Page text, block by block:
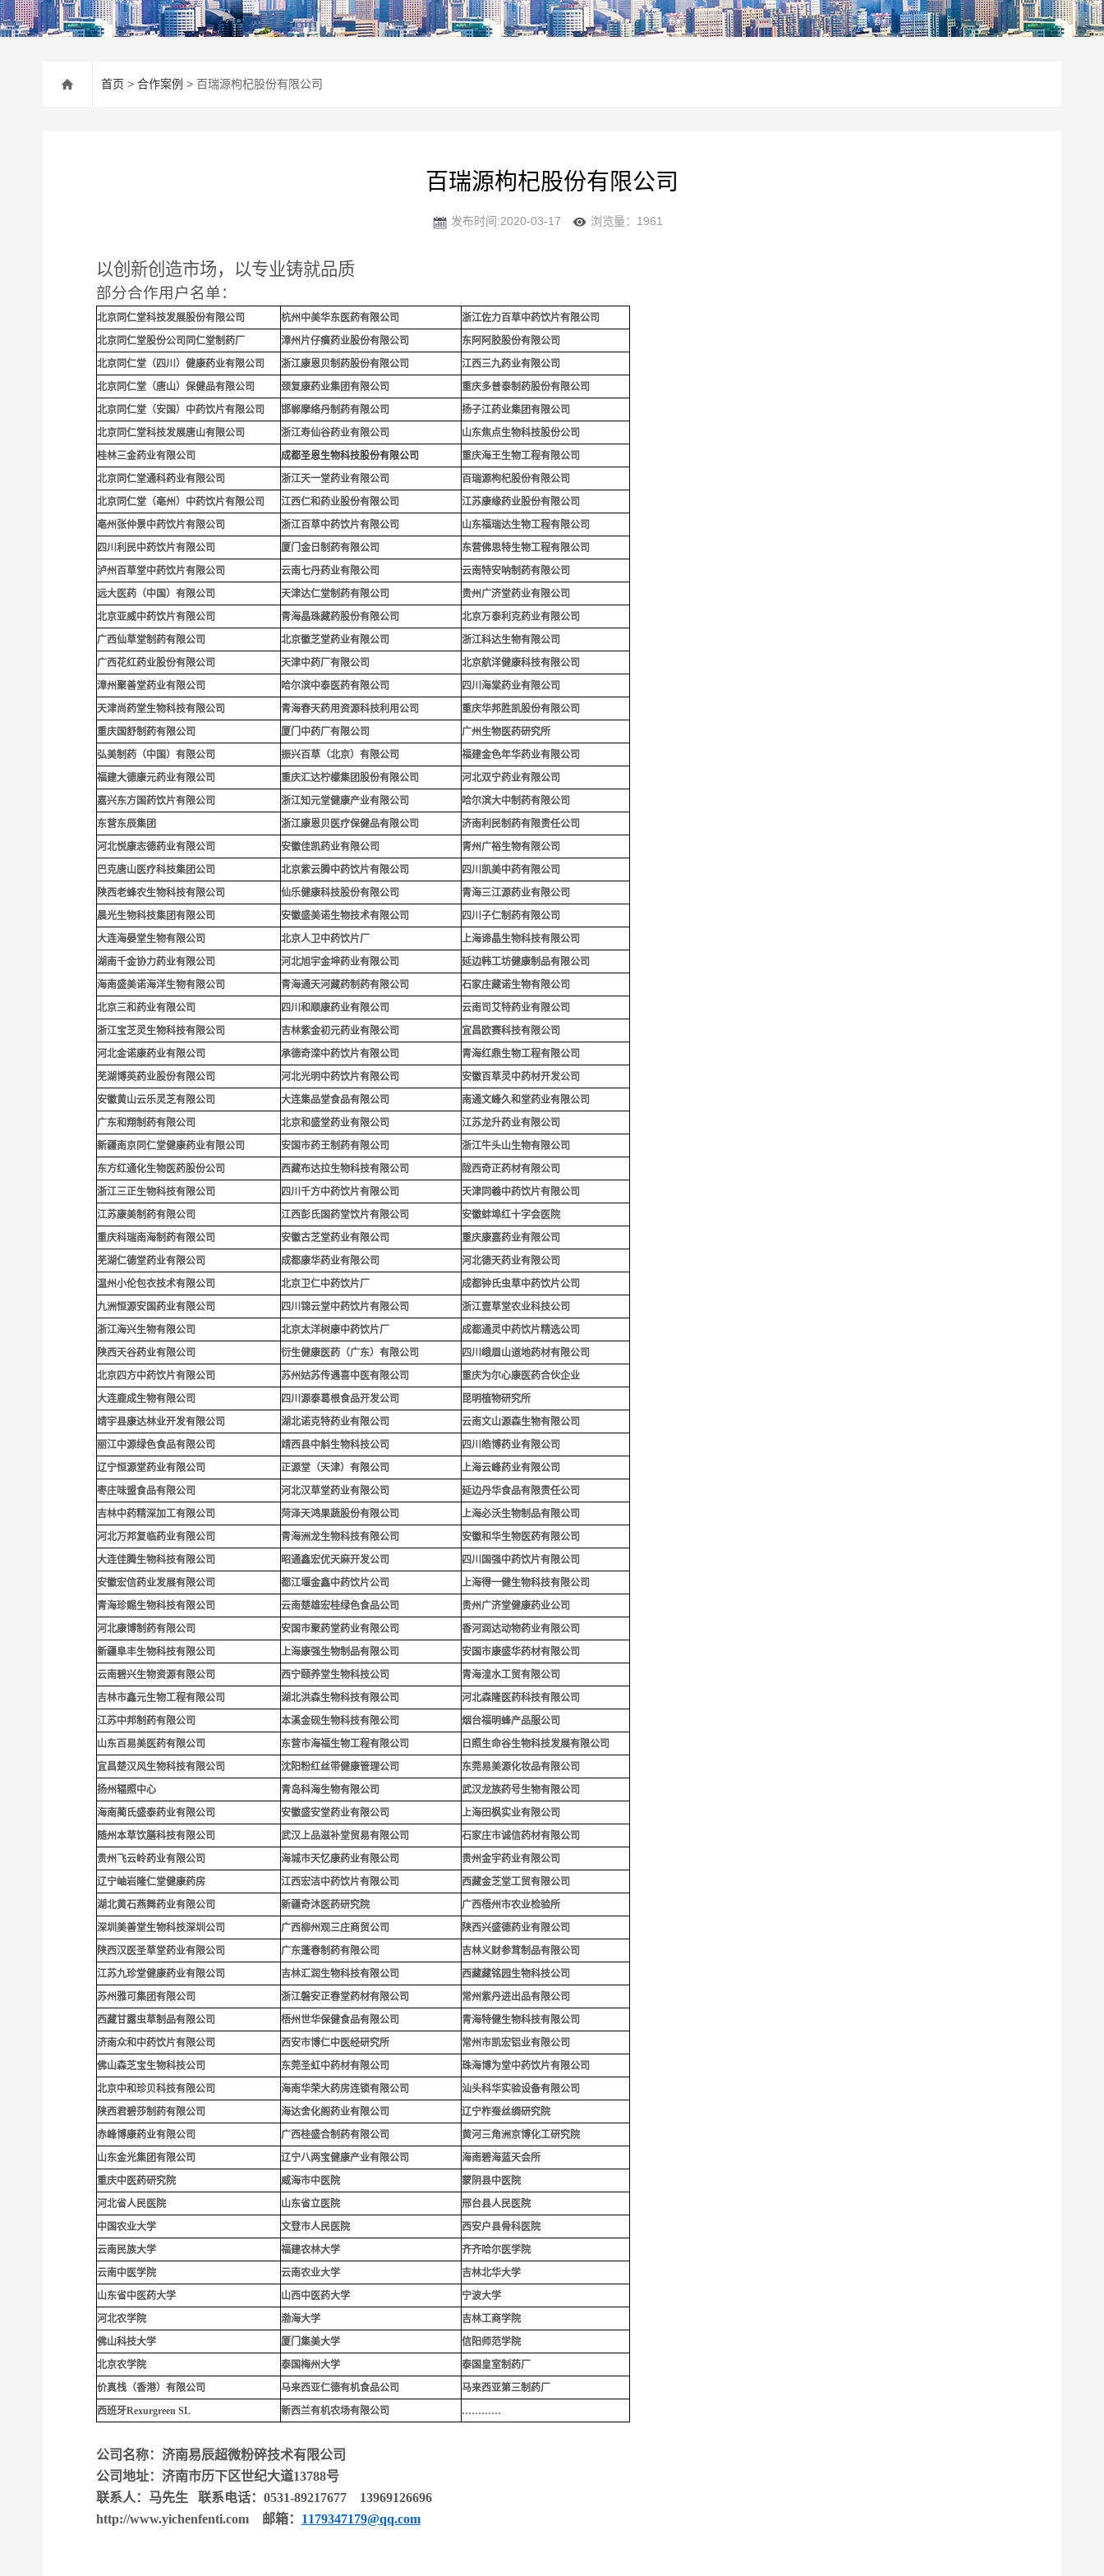
首页 > 合作案例 > 百瑞源枸杞股份有限公司
百瑞源枸杞股份有限公司
发布时间:2020-03-17 浏览量：1961
以创新创造市场，以专业铸就品质
部分合作用户名单：
北京同仁堂科技发展股份有限公司 杭州中美华东医药有限公司
浙江佐力百草中药饮片有限公司
北京同仁堂股份公司同仁堂制药厂
漳州片仔癀药业股份有限公司
东阿阿胶股份有限公司
北京同仁堂（四川）健康药业有限公司
浙江康恩贝制药股份有限公司
江西三九药业有限公司
北京同仁堂（唐山）保健品有限公司
颈复康药业集团有限公司
重庆多普泰制药股份有限公司
北京同仁堂（安国）中药饮片有限公司
邯郸摩络丹制药有限公司
扬子江药业集团有限公司
北京同仁堂科技发展唐山有限公司
浙江寿仙谷药业有限公司
山东焦点生物科技股份公司
桂林三金药业有限公司
成都圣恩生物科技股份有限公司
重庆海王生物工程有限公司
北京同仁堂通科药业有限公司
浙江天一堂药业有限公司
百瑞源枸杞股份有限公司
北京同仁堂（亳州）中药饮片有限公司
江西仁和药业股份有限公司
江苏康缘药业股份有限公司
亳州张仲景中药饮片有限公司
浙江百草中药饮片有限公司
山东福瑞达生物工程有限公司
四川利民中药饮片有限公司
厦门金日制药有限公司
东营佛思特生物工程有限公司
泸州百草堂中药饮片有限公司
云南七丹药业有限公司
云南特安呐制药有限公司
远大医药（中国）有限公司
天津达仁堂制药有限公司
贵州广济堂药业有限公司
北京亚威中药饮片有限公司
青海晶珠藏药股份有限公司
北京万泰利克药业有限公司
广西仙草堂制药有限公司
北京徽芝堂药业有限公司
浙江科达生物有限公司
广西花红药业股份有限公司
天津中药厂有限公司
北京航洋健康科技有限公司
漳州聚善堂药业有限公司
哈尔滨中泰医药有限公司
四川海棠药业有限公司
天津尚药堂生物科技有限公司
青海春天药用资源科技利用公司 重庆华邦胜凯股份有限公司
重庆国舒制药有限公司
厦门中药厂有限公司
广州生物医药研究所
弘美制药（中国）有限公司
振兴百草（北京）有限公司
福建金色年华药业有限公司
福建大德康元药业有限公司
重庆汇达柠檬集团股份有限公司
河北双宁药业有限公司
嘉兴东方国药饮片有限公司
浙江知元堂健康产业有限公司
哈尔滨大中制药有限公司
东营东辰集团
浙江康恩贝医疗保健品有限公司
济南利民制药有限责任公司
河北悦康志德药业有限公司
安徽佳凯药业有限公司
青州广裕生物有限公司
巴克唐山医疗科技集团公司
北京紫云腾中药饮片有限公司
四川凯美中药有限公司
陕西老蜂农生物科技有限公司
仙乐健康科技股份有限公司
青海三江源药业有限公司
晨光生物科技集团有限公司
安徽盛美诺生物技术有限公司
四川子仁制药有限公司
大连海晏堂生物有限公司
北京人卫中药饮片厂
上海谛晶生物科技有限公司
湖南千金协力药业有限公司
河北旭宇金坤药业有限公司
延边韩工坊健康制品有限公司
海南盛美诺海洋生物有限公司
青海通天河藏药制药有限公司
石家庄藏诺生物有限公司
北京三和药业有限公司
四川和顺康药业有限公司
云南司艾特药业有限公司
浙江宝芝灵生物科技有限公司
吉林紫金初元药业有限公司
宜昌欧赛科技有限公司
河北金诺康药业有限公司
承德奇滦中药饮片有限公司
青海红鼎生物工程有限公司
芜湖博英药业股份有限公司
河北光明中药饮片有限公司
安徽百草灵中药材开发公司
安徽黄山云乐灵芝有限公司
大连集品堂食品有限公司 南通文峰久和堂药业有限公司
广东和翔制药有限公司
北京和盛堂药业有限公司
江苏龙升药业有限公司
新疆南京同仁堂健康药业有限公司
安国市药王制药有限公司
浙江牛头山生物有限公司
东方红通化生物医药股份公司
西藏布达拉生物科技有限公司
陇西奇正药材有限公司
浙江三正生物科技有限公司
四川千方中药饮片有限公司
天津同羲中药饮片有限公司
江苏康美制药有限公司
江西彭氏国药堂饮片有限公司
安徽蚌埠红十字会医院
重庆科瑞南海制药有限公司
安徽古芝堂药业有限公司
重庆康嘉药业有限公司
芜湖仁德堂药业有限公司
成都康华药业有限公司
河北德天药业有限公司
温州小伦包衣技术有限公司
北京卫仁中药饮片厂
成都钟氏虫草中药饮片公司
九洲恒源安国药业有限公司
四川锦云堂中药饮片有限公司
浙江壹草堂农业科技公司
浙江海兴生物有限公司
北京太洋树康中药饮片厂
成都通灵中药饮片精选公司
陕西天谷药业有限公司
衍生健康医药（广东）有限公司
四川峨眉山道地药材有限公司
北京四方中药饮片有限公司
苏州姑苏传遇喜中医有限公司
重庆为尔心康医药合伙企业
大连鹿成生物有限公司
四川源泰葛根食品开发公司
昆明植物研究所
靖宇县康达林业开发有限公司
湖北诺克特药业有限公司
云南文山源森生物有限公司
丽江中源绿色食品有限公司
靖西县中斛生物科技公司
四川皓博药业有限公司
辽宁恒源堂药业有限公司
正源堂（天津）有限公司
上海云峰药业有限公司
枣庄味盟食品有限公司
河北汉草堂药业有限公司
延边丹华食品有限责任公司
吉林中药精深加工有限公司
菏泽天鸿果蔬股份有限公司
上海必沃生物制品有限公司
河北万邦复临药业有限公司
青海洲龙生物科技有限公司
安徽和华生物医药有限公司
大连佳腾生物科技有限公司
昭通鑫宏优天麻开发公司
四川国强中药饮片有限公司
安徽宏信药业发展有限公司
都江堰金鑫中药饮片公司
上海得一健生物科技有限公司
青海珍赐生物科技有限公司
云南楚雄宏桂绿色食品公司
贵州广济堂健康药业公司
河北康博制药有限公司
安国市聚药堂药业有限公司
香河润达动物药业有限公司
新疆阜丰生物科技有限公司
上海康强生物制品有限公司
安国市康盛华药材有限公司
云南碧兴生物资源有限公司
西宁颐养堂生物科技公司
青海湟水工贸有限公司
吉林市鑫元生物工程有限公司
湖北洪森生物科技有限公司
河北森隆医药科技有限公司
江苏中邦制药有限公司
本溪金砚生物科技有限公司
烟台福明蜂产品服公司
山东百易美医药有限公司
东营市海福生物工程有限公司
日照生命谷生物科技发展有限公司
宜昌楚汉风生物科技有限公司
沈阳粉红丝带健康管理公司
东莞易美源化妆品有限公司
扬州辐照中心
青岛科海生物有限公司
武汉龙族药号生物有限公司
海南蔺氏盛泰药业有限公司
安徽盛安堂药业有限公司
上海田枫实业有限公司
随州本草饮膳科技有限公司
武汉上品滋补堂贸易有限公司
石家庄市诚信药材有限公司
贵州飞云岭药业有限公司 海城市天忆康药业有限公司
贵州金宇药业有限公司
辽宁岫岩隆仁堂健康药房
江西宏洁中药饮片有限公司
西藏金芝堂工贸有限公司
湖北黄石燕舞药业有限公司
新疆奇沐医药研究院
广西梧州市农业检验所
深圳 美善堂生物科技深圳公司 广西柳州观三庄商贸公司
陕西兴盛德药业有限公司
陕西汉医圣草堂药业有限公司
广东蓬春制药有限公司
吉林义财参茸制品有限公司
江苏九珍堂健康药业有限公司
吉林汇润生物科技有限公司
西藏藏铭园生物科技公司
苏州雅可集团有限公司
浙江磐安正春堂药材有限公司
常州紫丹进出品有限公司
西藏甘露虫草制品有限公司
梧州世华保健食品有限公司
青海特健生物科技有限公司
济南众和中药饮片有限公司
西安市博仁中医经研究所
常州市凯宏铝业有限公司
佛山森芝宝生物科技公司
东莞圣虹中药材有限公司
珠海博为堂中药饮片有限公司
北京中和珍贝科技有限公司
海南华荣大药房连锁有限公司
汕头科华实验设备有限公司
陕西君碧莎制药有限公司
海达舍化阁药业有限公司
辽宁柞蚕丝绸研究院
赤峰博康药业有限公司
广西桂盛合制药有限公司
黄河三角洲京博化工研究院
山东金光集团有限公司
辽宁八两宝健康产业有限公司
海南碧海蓝天会所
重庆中医药研究院
威海市中医院
蒙阴县中医院
河北省人民医院
山东省立医院
邢台县人民医院
中国农业大学
文登市人民医院
西安户县骨科医院
云南民族大学
福建农林大学
齐齐哈尔医学院
云南中医学院
云南农业大学
吉林北华大学
山东省中医药大学
山西中医药大学
宁波大学
河北农学院
渤海大学
吉林工商学院
佛山科技大学
厦门集美大学
信阳师范学院
北京农学院
泰国梅州大学
泰国皇室制药厂
价真栈（香港）有限公司
马来西亚仁德有机食品公司
马来西亚第三制药厂
西班牙Rexurgreen SL
新西兰有机农场有限公司 …………
公司名称：济南易辰超微粉碎技术有限公司
公司地址：济南市历下区世纪大道13788号
联系人：马先生 联系电话：0531-89217677 13969126696
http://www.yichenfenti.com
邮箱： 1179347179@qq.com